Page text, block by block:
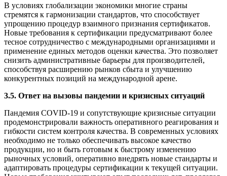
В условиях глобализации экономики многие страны
стремятся к гармонизации стандартов, что способствует
упрощению процедур взаимного признания сертификатов.
Новые требования к сертификации предусматривают более
тесное сотрудничество с международными организациями и
применение единых методов оценки качества. Это позволяет
снизить административные барьеры для производителей,
способствуя расширению рынков сбыта и улучшению
конкурентных позиций на международной арене.
3.5. Ответ на вызовы пандемии и кризисных ситуаций
Пандемия COVID-19 и сопутствующие кризисные ситуации
продемонстрировали важность оперативного реагирования и
гибкости систем контроля качества. В современных условиях
необходимо не только обеспечивать высокое качество
продукции, но и быть готовым к быстрому изменению
рыночных условий, оперативно внедрять новые стандарты и
адаптировать процедуры сертификации к текущей ситуации.